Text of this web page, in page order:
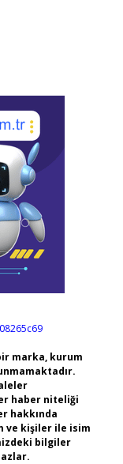
marka, kurum
haber niteliği
hakkında
ve kişiler ile isim
bilgiler